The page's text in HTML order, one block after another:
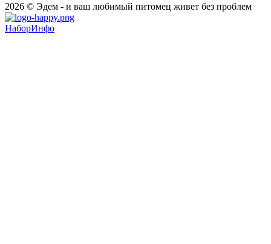
2026 © Эдем - и ваш любимый питомец живет без проблем
НаборИнфо